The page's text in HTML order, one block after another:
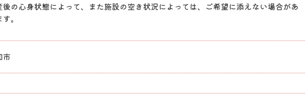
の心身状態によって、また施設の空き状況によっては、ご希望に添えない場合があ
。
市